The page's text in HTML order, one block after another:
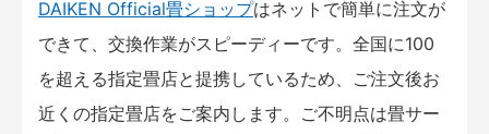
DAIKEN Official畳ショップはネットで簡単に注文が
できて、交換作業がスピーディーです。全国に100
を超える指定畳店と提携しているため、ご注文後お
近くの指定畳店をご案内します。ご不明点は畳サー